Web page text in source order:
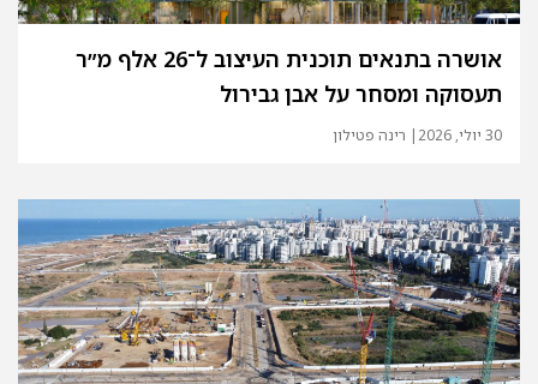
אושרה בתנאים תוכנית העיצוב ל־26 אלף מ״ר
תעסוקה ומסחר על אבן גבירול
| רינה פטילון